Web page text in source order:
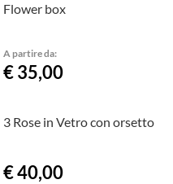
Flower box
A partire da:
€ 35,00
3 Rose in Vetro con orsetto
€ 40,00